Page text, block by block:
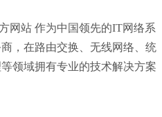
网站 作为中国领先的IT网络系
，在路由交换、无线网络、统
领域拥有专业的技术解决方案